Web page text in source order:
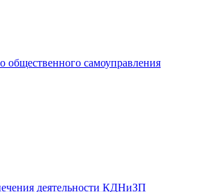
общественного самоуправления
деятельности КДНиЗП